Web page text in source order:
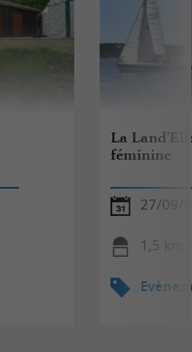
La
féminine
27/09/
1,5 km